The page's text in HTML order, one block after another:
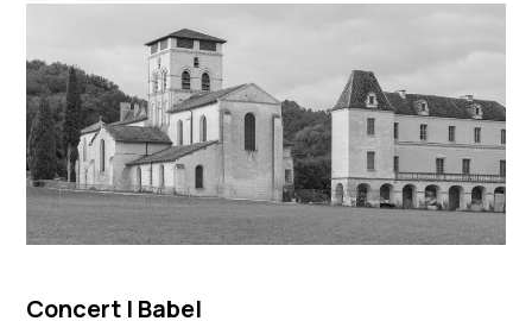
Concert | Babel